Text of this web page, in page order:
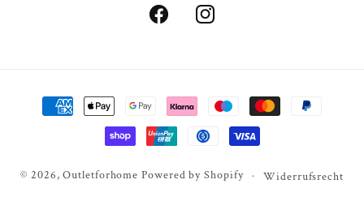
FacebookInstagram
Zahlungsmethoden
© 2026,Outletforhome Powered by Shopify
Widerrufsrecht